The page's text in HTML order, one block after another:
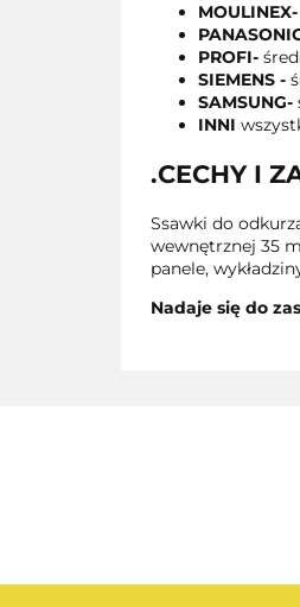
MOULINEX-
PROFI-
SIEMENS -
SAMSUNG-
INNI
.CECHY I
Ssawki do
wewnętrznej 35
panele,
Nadaje się do